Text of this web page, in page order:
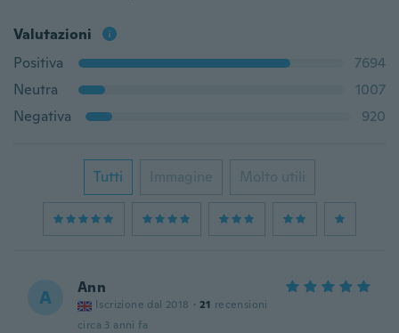
Valutazioni
Positiva
7694
Neutra
1007
Negativa
920
Tutti Immagine Molto utili
A Ann
Iscrizione dal 2018 · 21 recensioni
circa 3 anni fa